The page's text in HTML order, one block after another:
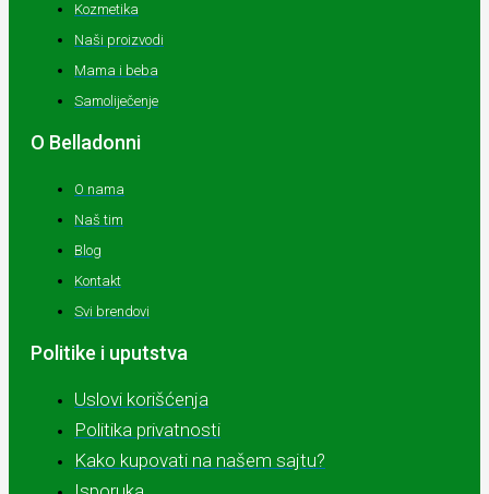
Kozmetika
Naši proizvodi
Mama i beba
Samoliječenje
O Belladonni
O nama
Naš tim
Blog
Kontakt
Svi brendovi
Politike i uputstva
Uslovi korišćenja
Politika privatnosti
Kako kupovati na našem sajtu?